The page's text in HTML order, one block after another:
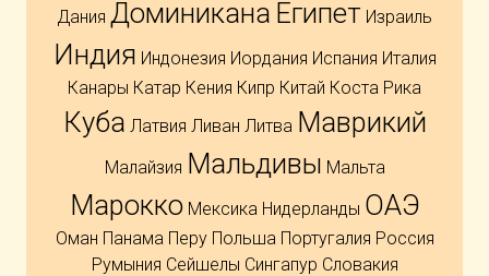
Дания Доминикана Египет Израиль
Индия Индонезия Иордания Испания Италия
Канары Катар Кения Кипр Китай Коста Рика
Куба Латвия Ливан Литва Маврикий
Малайзия Мальдивы Мальта
Марокко Мексика Нидерланды ОАЭ
Оман Панама Перу Польша Португалия Россия
Румыния Сейшелы Сингапур Словакия